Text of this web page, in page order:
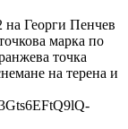
на Георги Пенчев
марка по
точка
на терена и